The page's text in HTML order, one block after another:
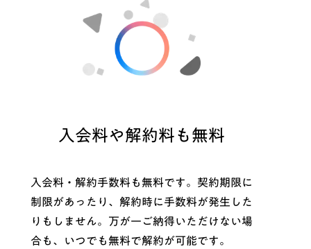
入会料や解約料も無料
入会料・解約手数料も無料です。契約期限に
制限があったり、解約時に手数料が発生した
りもしません。万が一ご納得いただけない場
合も、いつでも無料で解約が可能です。